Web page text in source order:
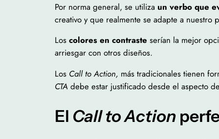
Por norma general, se utiliza un verbo que
creativo y que realmente se adapte a nuestro
Los colores en contraste serían la mejor
arriesgar con otros diseños.
Los Call to Action, más tradicionales tienen
CTA debe estar justificado desde el aspecto
El Call to Action